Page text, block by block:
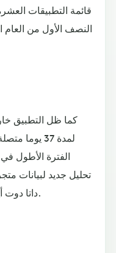
قائمة التطبيقات
كما ظل التطبيق
لمدة 37
الفترة الأطول
تحليل جديد لبيانات
داتا دوت أيه.آي تراجع شعبية تطبيق فيسبوك.